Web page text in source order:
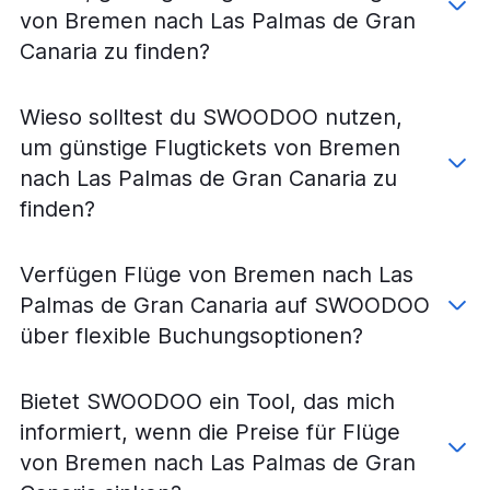
Flüge von Nürnberg nach Puerto del Rosario
Flüge von Frankfurt Hahn nach Santa Cruz de Teneriffa
Flüge von Hamburg nach Puerto del Rosario
Flüge von Köln nach Santa Cruz de Teneriffa
Flüge von Frankfurt Hahn nach Granadilla de Abona
Flüge von Weeze, Niederrhein nach Granadilla de Abona
Flüge von Hamburg nach Arrecife
von Bremen nach Las Palmas de Gran
Canaria zu finden?
Wieso solltest du SWOODOO nutzen,
um günstige Flugtickets von Bremen
nach Las Palmas de Gran Canaria zu
finden?
Verfügen Flüge von Bremen nach Las
Palmas de Gran Canaria auf SWOODOO
über flexible Buchungsoptionen?
Bietet SWOODOO ein Tool, das mich
informiert, wenn die Preise für Flüge
von Bremen nach Las Palmas de Gran